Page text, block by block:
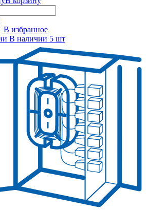
В избранное
В наличии 5 шт